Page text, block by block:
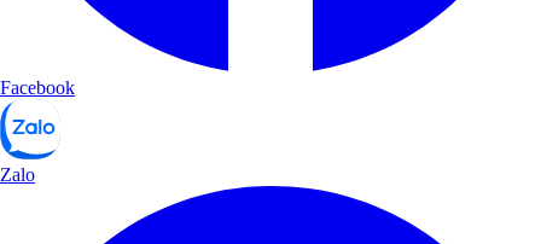
Facebook
Zalo